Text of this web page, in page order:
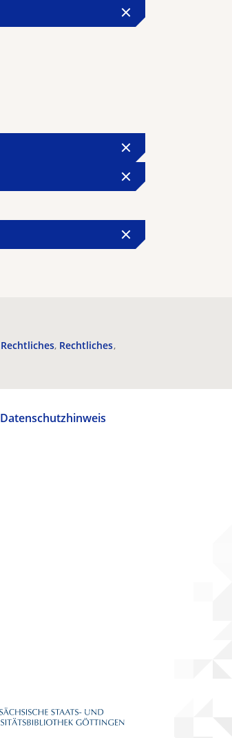
Rechtliches Rechtliches
Datenschutzhinweis